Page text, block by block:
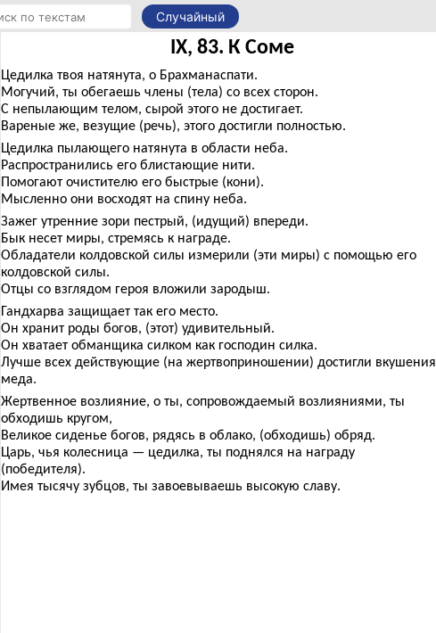
Случайный
IX, 83. К Соме
Цедилка твоя натянута, о Брахманаспати.
Могучий, ты обегаешь члены (тела) со всех сторон.
С непылающим телом, сырой этого не достигает.
Вареные же, везущие (речь), этого достигли полностью.
Цедилка пылающего натянута в области неба.
Распространились его блистающие нити.
Помогают очистителю его быстрые (кони).
Мысленно они восходят на спину неба.
Зажег утренние зори пестрый, (идущий) впереди.
Бык несет миры, стремясь к награде.
Обладатели колдовской силы измерили (эти миры) с помощью его
колдовской силы.
Отцы со взглядом героя вложили зародыш.
Гандхарва защищает так его место.
Он хранит роды богов, (этот) удивительный.
Он хватает обманщика силком как господин силка.
Лучше всех действующие (на жертвоприношении) достигли вкушения
меда.
Жертвенное возлияние, о ты, сопровождаемый возлияниями, ты
обходишь кругом,
Великое сиденье богов, рядясь в облако, (обходишь) обряд.
Царь, чья колесница — цедилка, ты поднялся на награду
(победителя).
Имея тысячу зубцов, ты завоевываешь высокую славу.